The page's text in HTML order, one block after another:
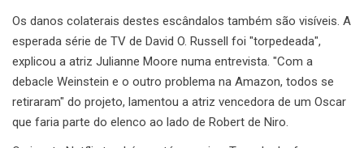
Os danos colaterais destes escândalos também são visíveis. A
esperada série de TV de David O. Russell foi "torpedeada",
explicou a atriz Julianne Moore numa entrevista. "Com a
debacle Weinstein e o outro problema na Amazon, todos se
retiraram" do projeto, lamentou a atriz vencedora de um Oscar
que faria parte do elenco ao lado de Robert de Niro.